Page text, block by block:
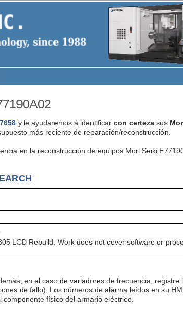
y le ayudaremos a identificar con certezasus
más reciente de reparación/reconstrucción.
en la reconstrucción de equipos Mori Seiki
LCD Rebuild. Work does not cover software or
en el caso de variadores de frecuencia, registre
de fallo). Los números de alarma leídos en su
componente físico del armario eléctrico.